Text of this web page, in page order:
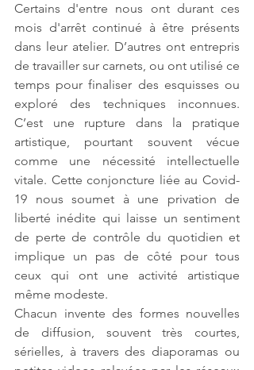
Certains d'entre nous ont durant ces
mois d'arrêt continué à être présents
dans leur atelier. D’autres ont entrepris
de travailler sur carnets, ou ont utilisé ce
temps pour finaliser des esquisses ou
exploré des techniques inconnues.
C’est une rupture dans la pratique
artistique, pourtant souvent vécue
comme une nécessité intellectuelle
vitale. Cette conjoncture liée au Covid-
19 nous soumet à une privation de
liberté inédite qui laisse un sentiment
de perte de contrôle du quotidien et
implique un pas de côté pour tous
ceux qui ont une activité artistique
même modeste.
Chacun invente des formes nouvelles
de diffusion, souvent très courtes,
sérielles, à travers des diaporamas ou